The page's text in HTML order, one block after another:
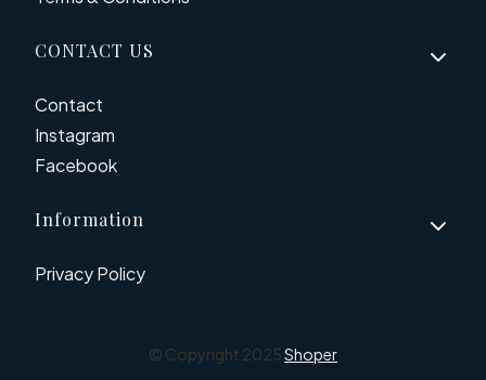
CONTACT US
Contact
Instagram
Facebook
Information
Privacy Policy
© Copyright 2025Shoper